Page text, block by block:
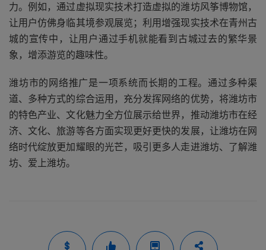
力。例如，通过虚拟现实技术打造虚拟的潍坊风筝博物馆，
让用户仿佛身临其境参观展览；利用增强现实技术在青州古
城的宣传中，让用户通过手机就能看到古城过去的繁华景
象，增添游览的趣味性。
潍坊市的网络推广是一项系统而长期的工程。通过多种渠
道、多种方式的综合运用，充分发挥网络的优势，将潍坊市
的特色产业、文化魅力全方位展示给世界，推动潍坊市在经
济、文化、旅游等各方面实现更好更快的发展，让潍坊在网
络时代绽放更加耀眼的光芒，吸引更多人走进潍坊、了解潍
坊、爱上潍坊。